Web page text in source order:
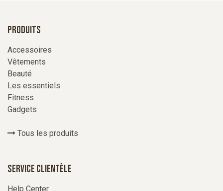
Produits
Accessoires
Vêtements
Beauté
Les essentiels
Fitness
Gadgets
Tous les produits
Service Clientèle
Help Center